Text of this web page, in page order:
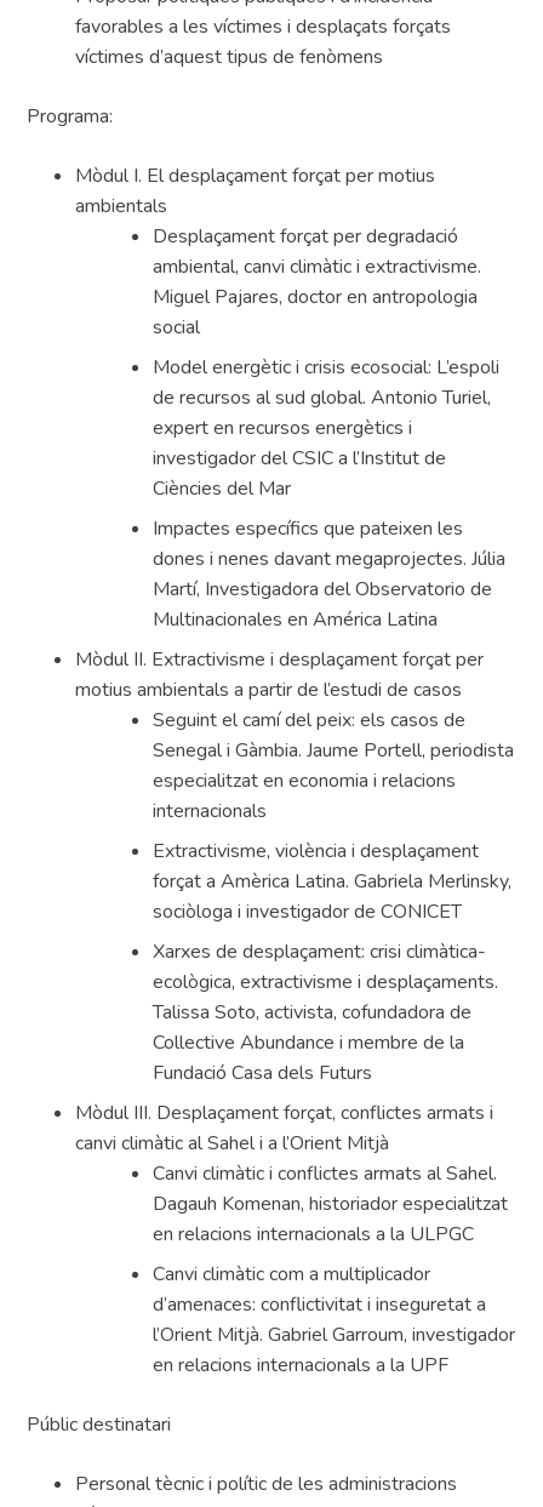
favorables a les víctimes i desplaçats forçats
víctimes d’aquest tipus de fenòmens
Programa:
Mòdul I. El desplaçament forçat per motius
ambientals
Desplaçament forçat per degradació
ambiental, canvi climàtic i extractivisme.
Miguel Pajares, doctor en antropologia
social
Model energètic i crisis ecosocial: L’espoli
de recursos al sud global. Antonio Turiel,
expert en recursos energètics i
investigador del CSIC a l’Institut de
Ciències del Mar
Impactes específics que pateixen les
dones i nenes davant megaprojectes. Júlia
Martí, Investigadora del Observatorio de
Multinacionales en América Latina
Mòdul II. Extractivisme i desplaçament forçat per
motius ambientals a partir de l’estudi de casos
Seguint el camí del peix: els casos de
Senegal i Gàmbia. Jaume Portell, periodista
especialitzat en economia i relacions
internacionals
Extractivisme, violència i desplaçament
forçat a Amèrica Latina. Gabriela Merlinsky,
sociòloga i investigador de CONICET
Xarxes de desplaçament: crisi climàtica-
ecològica, extractivisme i desplaçaments.
Talissa Soto, activista, cofundadora de
Collective Abundance i membre de la
Fundació Casa dels Futurs
Mòdul III. Desplaçament forçat, conflictes armats i
canvi climàtic al Sahel i a l’Orient Mitjà
Canvi climàtic i conflictes armats al Sahel.
Dagauh Komenan, historiador especialitzat
en relacions internacionals a la ULPGC
Canvi climàtic com a multiplicador
d’amenaces: conflictivitat i inseguretat a
l’Orient Mitjà. Gabriel Garroum, investigador
en relacions internacionals a la UPF
Públic destinatari
Personal tècnic i polític de les administracions